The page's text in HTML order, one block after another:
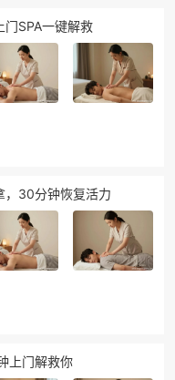
门SPA一键解救
，30分钟恢复活力
上门解救你